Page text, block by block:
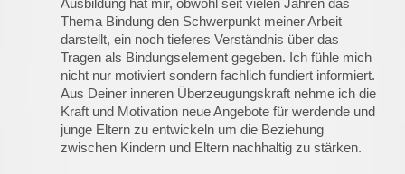
Thema Bindung den Schwerpunkt meiner Arbeit
darstellt, ein noch tieferes Verständnis über das
Tragen als Bindungselement gegeben. Ich fühle mich
nicht nur motiviert sondern fachlich fundiert informiert.
Aus Deiner inneren Überzeugungskraft nehme ich die
Kraft und Motivation neue Angebote für werdende und
junge Eltern zu entwickeln um die Beziehung
zwischen Kindern und Eltern nachhaltig zu stärken.